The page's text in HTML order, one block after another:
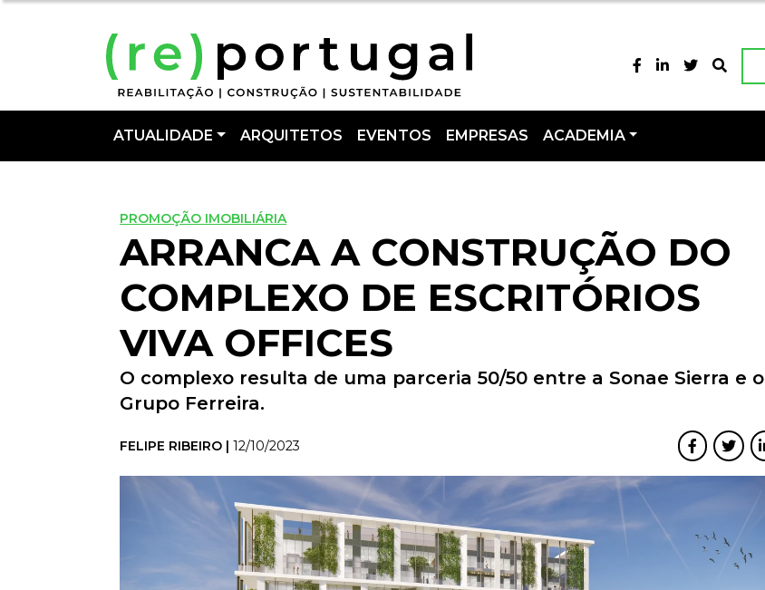
ATUALIDADE ARQUITETOS EVENTOS EMPRESAS ACADEMIA
PROMOÇÃO IMOBILIÁRIA
ARRANCA A CONSTRUÇÃO DO
COMPLEXO DE ESCRITÓRIOS
VIVA OFFICES
O complexo resulta de uma parceria 50/50 entre a Sonae Sierra e o
Grupo Ferreira.
FELIPE RIBEIRO | 12/10/2023